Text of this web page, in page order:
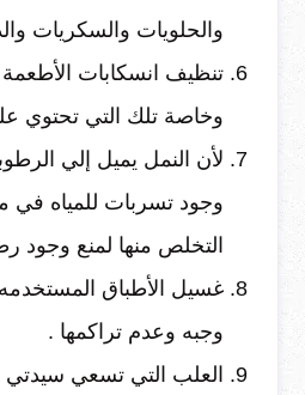
والحلويات والسكريات
تنظيف انسكابات
وخاصة تلك التي تحتوي
لأن النمل يميل إلي
وجود تسربات للمياه في
التخلص منها لمنع وجود
غسيل الأطباق
وجبه وعدم تراكمها .
العلب التي تسعي سيدتي